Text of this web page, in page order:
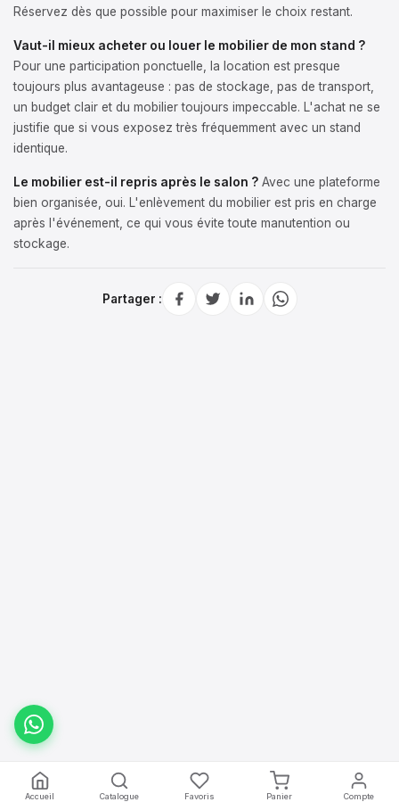
Réservez dès que possible pour maximiser le choix restant.
Vaut-il mieux acheter ou louer le mobilier de mon stand ?
Pour une participation ponctuelle, la location est presque
toujours plus avantageuse : pas de stockage, pas de transport,
un budget clair et du mobilier toujours impeccable. L'achat ne se
justifie que si vous exposez très fréquemment avec un stand
identique.
Le mobilier est-il repris après le salon ? Avec une plateforme
bien organisée, oui. L'enlèvement du mobilier est pris en charge
après l'événement, ce qui vous évite toute manutention ou
stockage.
Partager :
Accueil Catalogue Favoris Panier Compte